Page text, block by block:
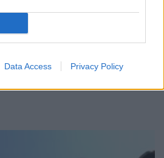
Data Access Privacy Policy